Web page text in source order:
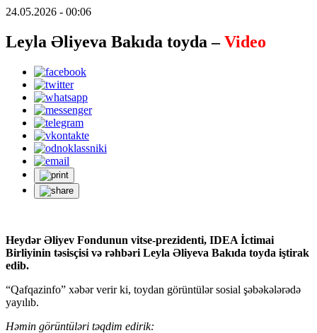
24.05.2026 - 00:06
Leyla Əliyeva Bakıda toyda –Video
Heydər Əliyev Fondunun vitse-prezidenti, IDEA İctimai
Birliyinin təsisçisi və rəhbəri Leyla Əliyeva Bakıda toyda iştirak
edib.
“Qafqazinfo” xəbər verir ki, toydan görüntülər sosial şəbəkələrədə
yayılıb.
Həmin görüntüləri təqdim edirik: